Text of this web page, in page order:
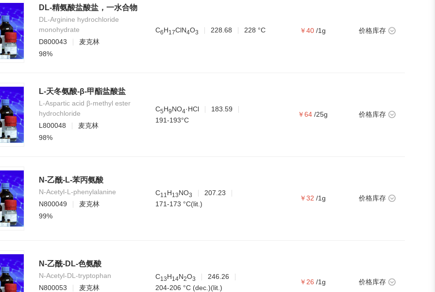
DL-精氨酸盐酸盐，一水合物
DL-Arginine hydrochloride
monohydrate
D800043
麦克林
98%
C6H1 7ClN4O3 228.68 228 °C ￥40 /1g 价格库存
L-天冬氨酸-β-甲酯盐酸盐
L-Aspartic acid β-methyl ester
hydrochloride
L800048
麦克林
98%
C5H9NO4·HCl
183.59
191-193°C
￥64 /25g 价格库存
N-乙酰-L-苯丙氨酸
N-Acetyl-L-phenylalanine
N800049
麦克林
99%
C1 1 H1 3NO3
207.23
171-173 °C(lit.)
￥32 /1g 价格库存
N-乙酰-DL-色氨酸
N-Acetyl-DL-tryptophan
N800053
麦克林
C1 3H1 4N2O3
246.26
204-206 °C (dec.)(lit.)
￥26 /1g 价格库存